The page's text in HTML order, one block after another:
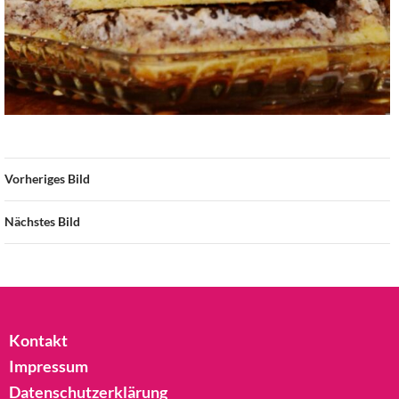
Vorheriges Bild
Nächstes Bild
Kontakt
Impressum
Datenschutzerklärung